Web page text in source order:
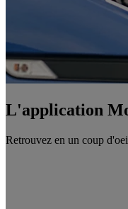
L'application
Retrouvez en un coup